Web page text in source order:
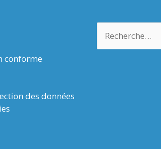
conforme
des données